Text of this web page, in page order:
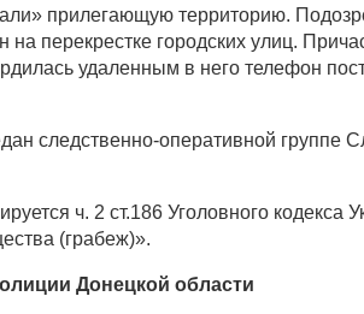
прилегающую территорию.
перекрестке городских улиц.
удаленным в него телефон
следственно-оперативной группе
ч. 2 ст.186 Уголовного кодекса
(грабеж)».
Донецкой области